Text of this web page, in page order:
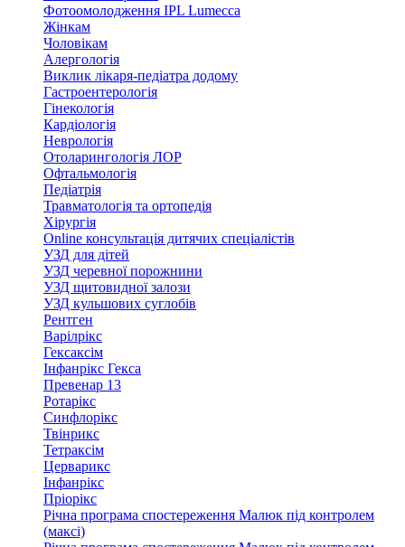
Фотоомолодження IPL Lumecca
Жінкам
Чоловікам
Алергологія
Виклик лікаря-педіатра додому
Гастроентерологія
Гінекологія
Кардіологія
Неврологія
Отоларингологія ЛОР
Офтальмологія
Педіатрія
Травматологія та ортопедія
Хірургія
Online консультація дитячих спеціалістів
УЗД для дітей
УЗД черевної порожнини
УЗД щитовидної залози
УЗД кульшових суглобів
Рентген
Варілрікс
Гексаксім
Інфанрікс Гекса
Превенар 13
Ротарікс
Синфлорікс
Твінрикс
Тетраксім
Церварикс
Інфанрікс
Пріорікс
Річна програма спостереження Малюк під контролем
(максі)